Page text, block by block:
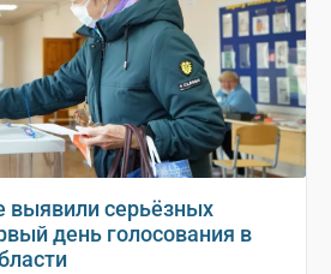
выявили серьёзных
день голосования в